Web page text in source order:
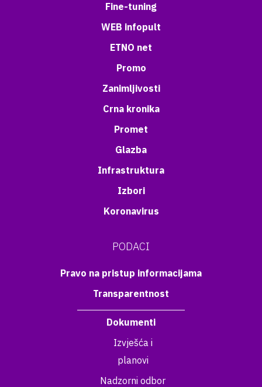
Fine-tuning
WEB infopult
ETNO net
Promo
Zanimljivosti
Crna kronika
Promet
Glazba
Infrastruktura
Izbori
Koronavirus
PODACI
Pravo na pristup informacijama
Transparentnost
Dokumenti
Izvješća i
planovi
Nadzorni odbor